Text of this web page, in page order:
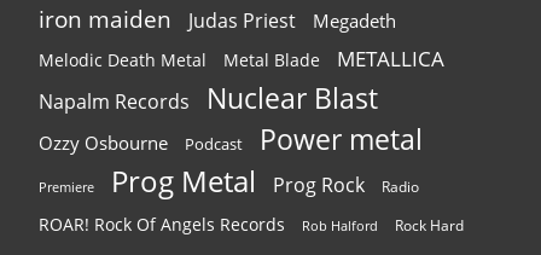
iron maiden Judas Priest Megadeth
Melodic Death Metal Metal Blade METALLICA
Napalm Records Nuclear Blast
Ozzy Osbourne Podcast Power metal
Premiere Prog Metal Prog Rock Radio
ROAR! Rock Of Angels Records Rob Halford Rock Hard